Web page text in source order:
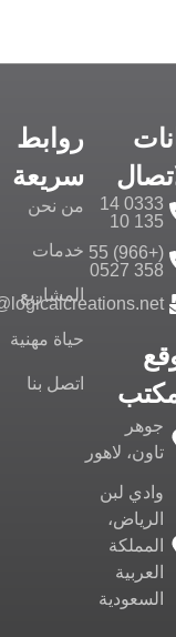
0333 14
135 10
(+966) 55
358 0527
جوهر
تاون، لاهور
وادي لبن
الرياض،
المملكة
العربية
السعودية
روابط
سريعة
من نحن
خدمات
المشاريع
حياة مهنية
اتصل بنا